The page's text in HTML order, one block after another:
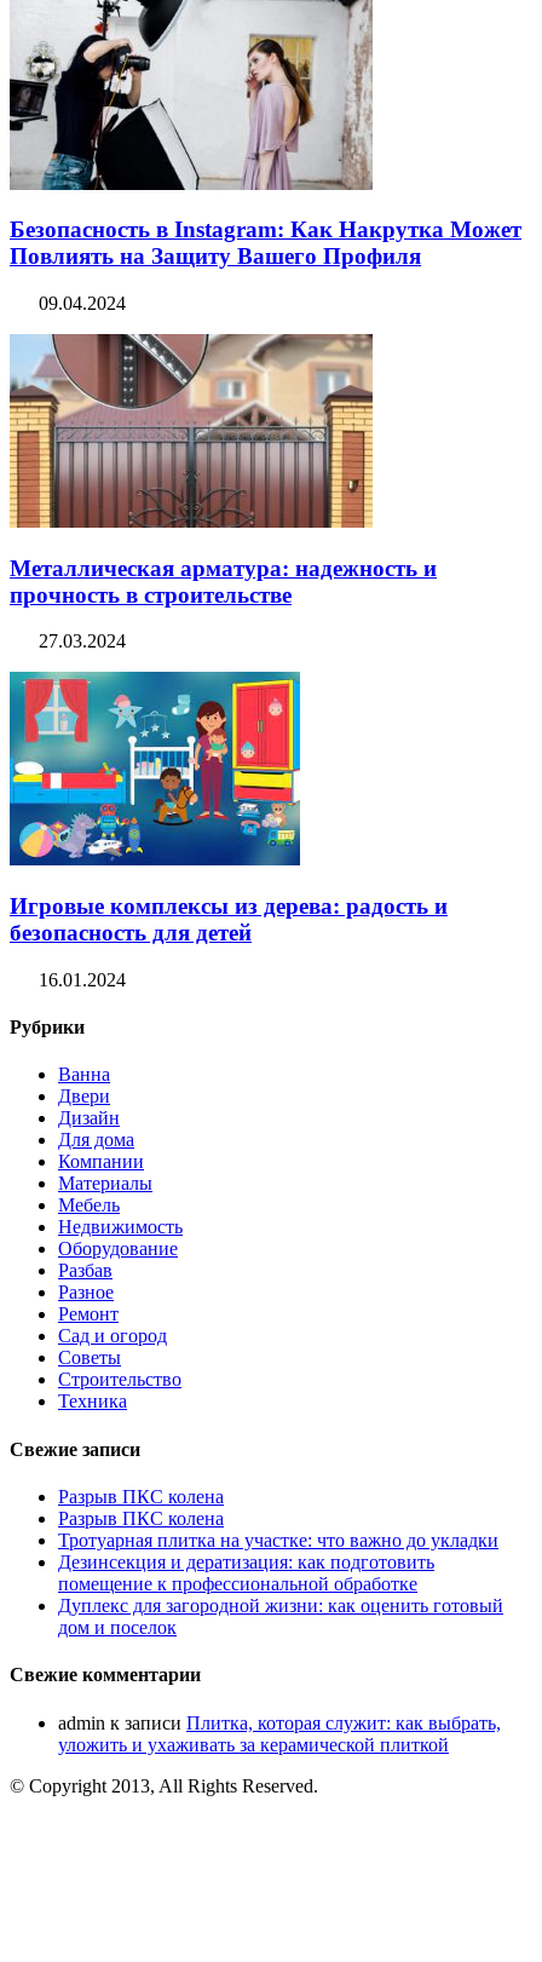
Безопасность в Instagram: Как Накрутка Может
Повлиять на Защиту Вашего Профиля
09.04.2024
Металлическая арматура: надежность и
прочность в строительстве
27.03.2024
Игровые комплексы из дерева: радость и
безопасность для детей
16.01.2024
Рубрики
Ванна
Двери
Дизайн
Для дома
Компании
Материалы
Мебель
Недвижимость
Оборудование
Разбав
Разное
Ремонт
Сад и огород
Советы
Строительство
Техника
Свежие записи
Разрыв ПКС колена
Разрыв ПКС колена
Тротуарная плитка на участке: что важно до укладки
Дезинсекция и дератизация: как подготовить
помещение к профессиональной обработке
Дуплекс для загородной жизни: как оценить готовый
дом и поселок
Свежие комментарии
admin к записи Плитка, которая служит: как выбрать,
уложить и ухаживать за керамической плиткой
© Copyright 2013, All Rights Reserved.